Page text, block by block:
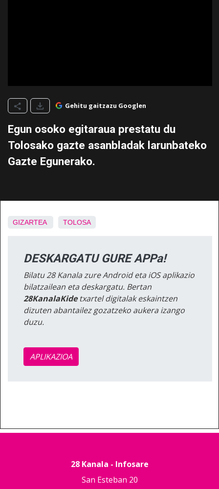
Gehitu gaitzazu Googlen
Egun osoko egitaraua prestatu du
Tolosako gazte asanbladak larunbateko
Gazte Egunerako.
GIZARTEA TOLOSA
DESKARGATU GURE APPa!
Bilatu 28 Kanala zure Android eta iOS aplikazio
bilatzailean eta deskargatu. Bertan
28KanalaKidetxartel digitalak eskaintzen
dizuten abantailez gozatzeko aukera izango
duzu.
APLIKAZIOA
28 Kanala - Infosare
San Esteban 20